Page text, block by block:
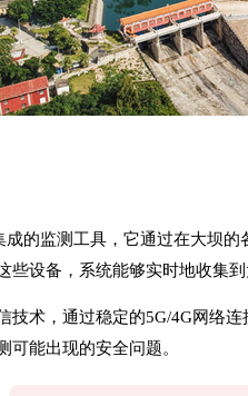
的监测工具，它通过在大坝
设备，系统能够实时地收集
术，通过稳定的5G/4G网络
能出现的安全问题。